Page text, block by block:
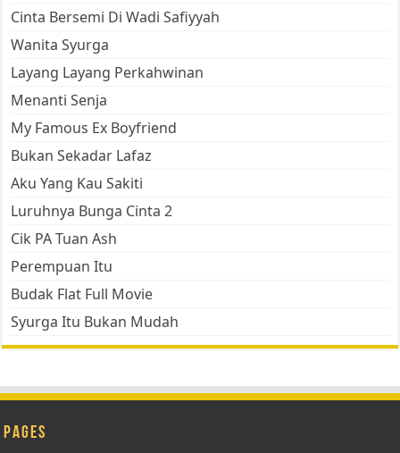
Cinta Bersemi Di Wadi Safiyyah
Wanita Syurga
Layang Layang Perkahwinan
Menanti Senja
My Famous Ex Boyfriend
Bukan Sekadar Lafaz
Aku Yang Kau Sakiti
Luruhnya Bunga Cinta 2
Cik PA Tuan Ash
Perempuan Itu
Budak Flat Full Movie
Syurga Itu Bukan Mudah
Pages